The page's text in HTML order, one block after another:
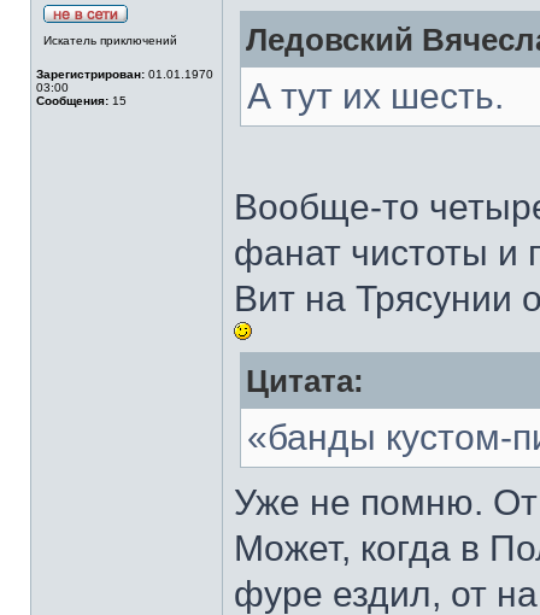
Искатель приключений
Зарегистрирован: 01.01.1970
03:00
Сообщения: 15
Ледовский
А тут их шесть.
Вообще-то
фанат чистоты и
Вит на Трясунии
Цитата:
«банды кустом-
Уже не помню.
Может, когда в
фуре ездил, от